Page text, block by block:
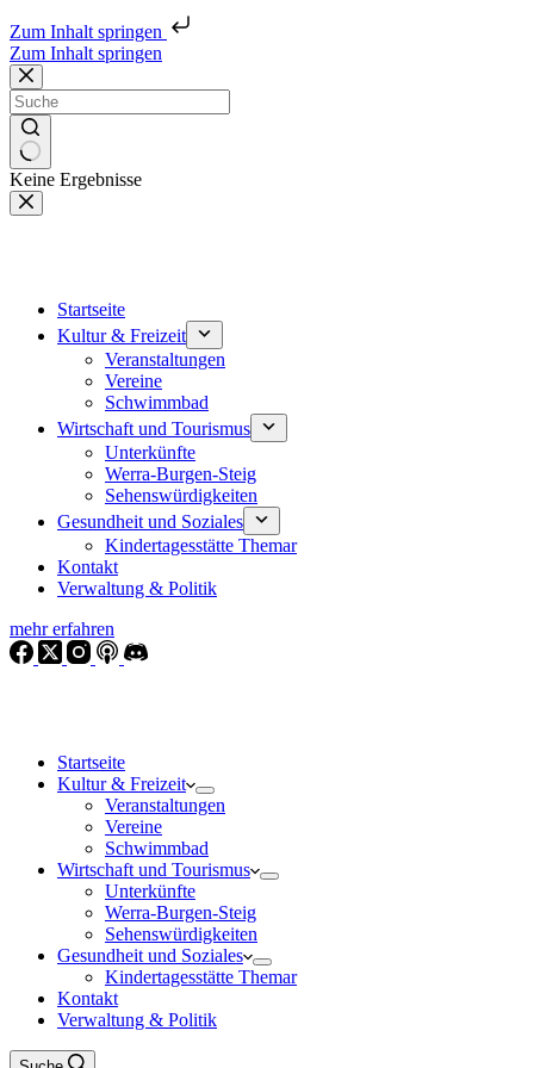
Zum Inhalt springen
Zum Inhalt springen
Keine Ergebnisse
Startseite
Kultur & Freizeit
Veranstaltungen
Vereine
Schwimmbad
Wirtschaft und Tourismus
Unterkünfte
Werra-Burgen-Steig
Sehenswürdigkeiten
Gesundheit und Soziales
Kindertagesstätte Themar
Kontakt
Verwaltung & Politik
mehr erfahren
Startseite
Kultur & Freizeit
Veranstaltungen
Vereine
Schwimmbad
Wirtschaft und Tourismus
Unterkünfte
Werra-Burgen-Steig
Sehenswürdigkeiten
Gesundheit und Soziales
Kindertagesstätte Themar
Kontakt
Verwaltung & Politik